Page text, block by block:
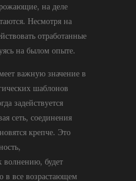
на деле
Несмотря на
отработанные
на былом опыте.
важную значение в
шаблонов
задействуется
сеть, соединения
крепче. Это
волнению, будет
в все возрастающем